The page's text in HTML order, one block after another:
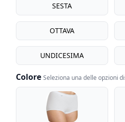
SESTA
OTTAVA
UNDICESIMA
Colore Seleziona una delle opzioni
Colore